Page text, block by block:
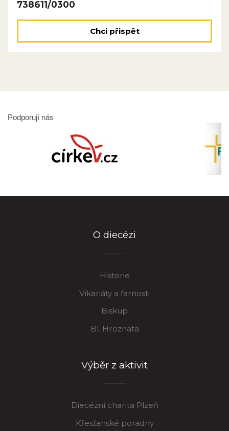
738611/0300
Chci přispět
Podporují nás
O diecézi
Historie
Vikariáty a farnosti
Biskup
Bl. Hroznata
Výběr z aktivit
Diecézní charita Plzeň
Křesťanské poradny